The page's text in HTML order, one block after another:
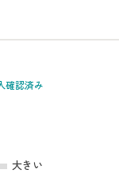
確認済み
大きい